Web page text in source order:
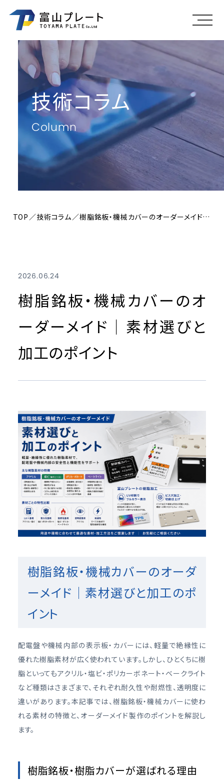
メニ
技術コラム
Column
TOP 技術コラム 樹脂銘板・機械カバーのオーダーメイド｜素材選びと加工のポイント
2026.06.24
樹脂銘板・機械カバーのオ
ーダーメイド｜素材選びと
加工のポイント
樹脂銘板・機械カバーのオーダ
ーメイド｜素材選びと加工のポ
イント
配電盤や機械内部の表示板・カバーには、軽量で絶縁性に
優れた樹脂素材が広く使われています。しかし、ひとくちに樹
脂といってもアクリル・塩ビ・ポリカーボネート・ベークライト
など種類はさまざまで、それぞれ耐久性や耐燃性、透明度に
違いがあります。本記事では、樹脂銘板・機械カバーに使わ
れる素材の特徴と、オーダーメイド製作のポイントを解説し
ます。
樹脂銘板・樹脂カバーが選ばれる理由